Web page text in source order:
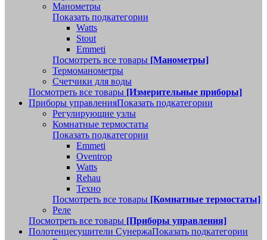
Манометры
Показать подкатегории
Watts
Stout
Emmeti
Посмотреть все товары [Манометры]
Термоманометры
Счетчики для воды
Посмотреть все товары [Измерительные приборы]
Приборы управленияПоказать подкатегории
Регулирующие узлы
Комнатные термостаты
Показать подкатегории
Emmeti
Oventrop
Watts
Rehau
Техно
Посмотреть все товары [Комнатные термостаты]
Реле
Посмотреть все товары [Приборы управления]
Полотенцесушители СунержаПоказать подкатегории